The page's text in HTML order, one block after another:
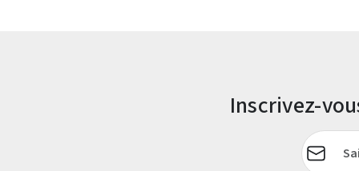
Inscrivez-
Adresse e-